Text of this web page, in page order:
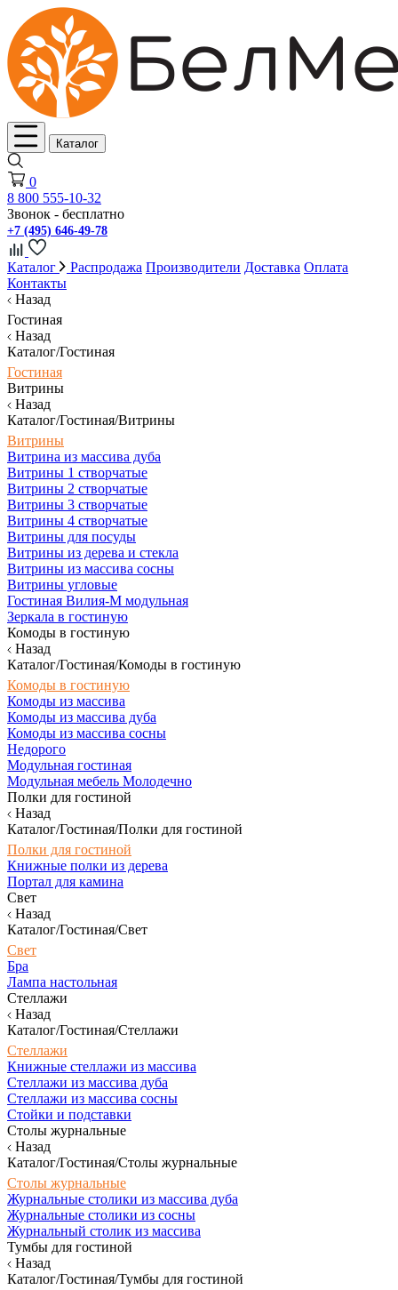
Каталог
0
8 800 555-10-32
Звонок - бесплатно
+7 (495) 646-49-78
Каталог Распродажа Производители Доставка Оплата
Контакты
Назад
Гостиная
Назад
Каталог/Гостиная
Гостиная
Витрины
Назад
Каталог/Гостиная/Витрины
Витрины
Витрина из массива дуба
Витрины 1 створчатые
Витрины 2 створчатые
Витрины 3 створчатые
Витрины 4 створчатые
Витрины для посуды
Витрины из дерева и стекла
Витрины из массива сосны
Витрины угловые
Гостиная Вилия-М модульная
Зеркала в гостиную
Комоды в гостиную
Назад
Каталог/Гостиная/Комоды в гостиную
Комоды в гостиную
Комоды из массива
Комоды из массива дуба
Комоды из массива сосны
Недорого
Модульная гостиная
Модульная мебель Молодечно
Полки для гостиной
Назад
Каталог/Гостиная/Полки для гостиной
Полки для гостиной
Книжные полки из дерева
Портал для камина
Свет
Назад
Каталог/Гостиная/Свет
Свет
Бра
Лампа настольная
Стеллажи
Назад
Каталог/Гостиная/Стеллажи
Стеллажи
Книжные стеллажи из массива
Стеллажи из массива дуба
Стеллажи из массива сосны
Стойки и подставки
Столы журнальные
Назад
Каталог/Гостиная/Столы журнальные
Столы журнальные
Журнальные столики из массива дуба
Журнальные столики из сосны
Журнальный столик из массива
Тумбы для гостиной
Назад
Каталог/Гостиная/Тумбы для гостиной